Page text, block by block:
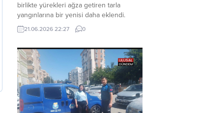
birlikte yürekleri ağza getiren tarla
yangınlarına bir yenisi daha eklendi.
Hilvan ilçesinde çıkan yangında, 50
dönümü biçilmemiş buğday olmak üzere
teslim olarak küle döndü. Haber Merkezi
– Yangın, Şanlıurfa’nın Hilvan ilçesine
bağlı Agilmuz köyünde meydana geldi.
Edinilen bilgilere göre, henüz
belirlenemeyen...
21.06.2026 22:27 0